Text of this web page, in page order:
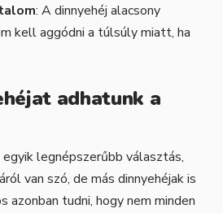
: A dinnyehéj alacsony
kell aggódni a túlsúly miatt, ha
adhatunk a
legnépszerűbb választás,
van szó, de más dinnyehéjak is
azonban tudni, hogy nem minden